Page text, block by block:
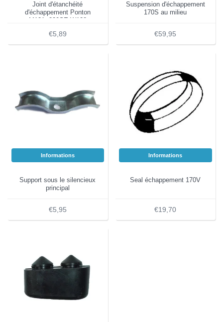
Joint d'étanchéité
d'échappement Ponton
M121, 220SE W128
€5,89
Suspension d'échappement
170S au milieu
€59,95
Informations
Support sous le silencieux
principal
€5,95
Informations
Seal échappement 170V
€19,70